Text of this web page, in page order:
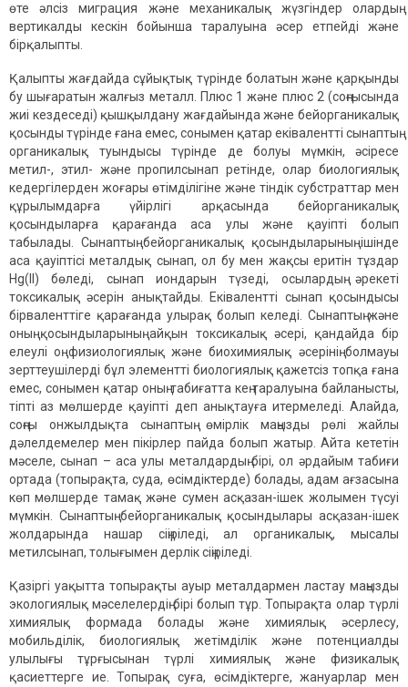
өте әлсіз миграция және механикалық жүзгіндер олардың
вертикалды кескін бойынша таралуына әсер етпейді және
бірқалыпты.
Қалыпты жағдайда сұйықтық түрінде болатын және қарқынды
бу шығаратын жалғыз металл. Плюс 1 және плюс 2 (соңғысында
жиі кездеседі) қышқылдану жағдайында және бейорганикалық
қосынды түрінде ғана емес, сонымен қатар еківалентті сынаптың
органикалық туындысы түрінде де болуы мүмкін, әсіресе
метил-, этил- және пропилсынап ретінде, олар биологиялық
кедергілерден жоғары өтімділігіне және тіндік субстраттар мен
құрылымдарға үйірлігі арқасында бейорганикалық
қосындыларға қарағанда аса улы және қауіпті болып
табылады. Сынаптың бейорганикалық қосындыларының ішінде
аса қауіптісі металдық сынап, ол бу мен жақсы еритін тұздар
Hg(II) бөледі, сынап иондарын түзеді, осылардың әрекеті
токсикалық әсерін анықтайды. Еківалентті сынап қосындысы
бірваленттіге қарағанда улырақ болып келеді. Сынаптың және
оның қосындыларының айқын токсикалық әсері, қандайда бір
елеулі оң физиологиялық және биохимиялық әсерінің болмауы
зерттеушілерді бұл элементті биологиялық қажетсіз топқа ғана
емес, сонымен қатар оның табиғатта кең таралуына байланысты,
тіпті аз мөлшерде қауіпті деп анықтауға итермеледі. Алайда,
соңғы онжылдықта сынаптың өмірлік маңызды рөлі жайлы
дәлелдемелер мен пікірлер пайда болып жатыр. Айта кететін
мәселе, сынап – аса улы металдардың бірі, ол әрдайым табиғи
ортада (топырақта, суда, өсімдіктерде) болады, адам ағзасына
көп мөлшерде тамақ және сумен асқазан-ішек жолымен түсуі
мүмкін. Сынаптың бейорганикалық қосындылары асқазан-ішек
жолдарында нашар сіңіріледі, ал органикалық, мысалы
метилсынап, толығымен дерлік сіңіріледі.
Қазіргі уақытта топырақты ауыр металдармен ластау маңызды
экологиялық мәселелердің бірі болып тұр. Топырақта олар түрлі
химиялық формада болады және химиялық әсерлесу,
мобильділік, биологиялық жетімділік және потенциалды
улылығы тұрғысынан түрлі химиялық және физикалық
қасиеттерге ие. Топырақ суға, өсімдіктерге, жануарлар мен